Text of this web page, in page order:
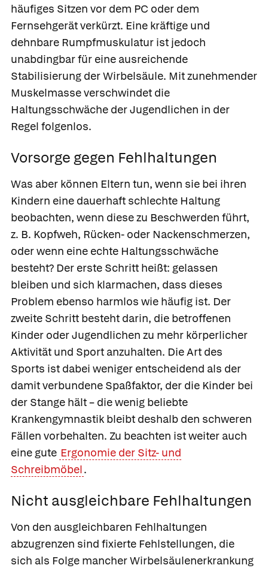
häufiges Sitzen vor dem PC oder dem
Fernsehgerät verkürzt. Eine kräftige und
dehnbare Rumpfmuskulatur ist jedoch
unabdingbar für eine ausreichende
Stabilisierung der Wirbelsäule. Mit zunehmender
Muskelmasse verschwindet die
Haltungsschwäche der Jugendlichen in der
Regel folgenlos.
Vorsorge gegen Fehlhaltungen
Was aber können Eltern tun, wenn sie bei ihren
Kindern eine dauerhaft schlechte Haltung
beobachten, wenn diese zu Beschwerden führt,
z. B. Kopfweh, Rücken- oder Nackenschmerzen,
oder wenn eine echte Haltungsschwäche
besteht? Der erste Schritt heißt: gelassen
bleiben und sich klarmachen, dass dieses
Problem ebenso harmlos wie häufig ist. Der
zweite Schritt besteht darin, die betroffenen
Kinder oder Jugendlichen zu mehr körperlicher
Aktivität und Sport anzuhalten. Die Art des
Sports ist dabei weniger entscheidend als der
damit verbundene Spaßfaktor, der die Kinder bei
der Stange hält – die wenig beliebte
Krankengymnastik bleibt deshalb den schweren
Fällen vorbehalten. Zu beachten ist weiter auch
eine gute Ergonomie der Sitz- und
Schreibmöbel.
Nicht ausgleichbare Fehlhaltungen
Von den ausgleichbaren Fehlhaltungen
abzugrenzen sind fixierte Fehlstellungen, die
sich als Folge mancher Wirbelsäulenerkrankung